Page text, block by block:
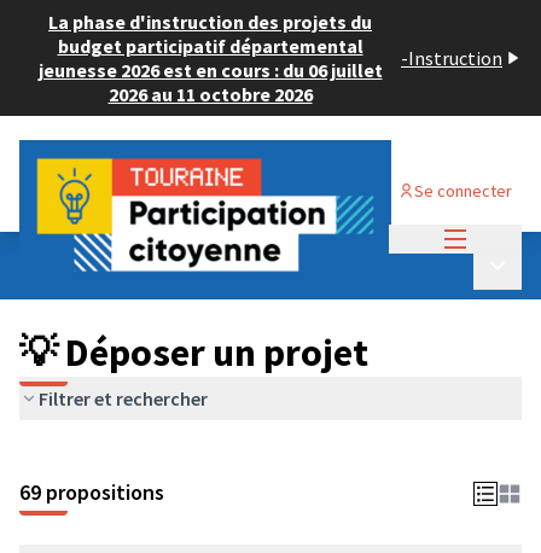
La phase d'instruction des projets du
budget participatif départemental
jeunesse 2026 est en cours : du 06 juillet
2026 au 11 octobre 2026
-Instruction
Se connecter
Budget Participatif ADULTE 2024
💡 Déposer un projet
💡 Déposer un projet
Filtrer et rechercher
69 propositions